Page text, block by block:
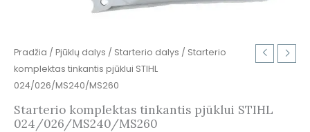
Pradžia / Pjūklų dalys / Starterio dalys / Starterio
komplektas tinkantis pjūklui STIHL
024/026/MS240/MS260
Starterio komplektas tinkantis pjūklui STIHL
024/026/MS240/MS260